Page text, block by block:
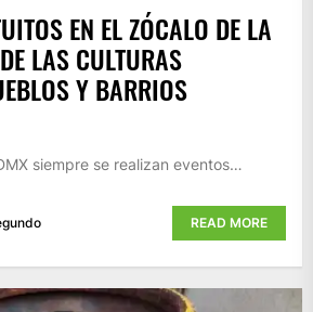
EN EL ZÓCALO DE LA
LAS CULTURAS
Y BARRIOS
siempre se realizan eventos…
READ MORE